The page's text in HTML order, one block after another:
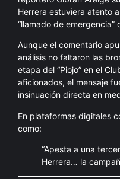
Herrera estuviera atento
“llamado de
Aunque el comentario
análisis no faltaron las
etapa del “Piojo” en el
aficionados, el mensaje
insinuación directa en
En plataformas digitales
como:
“Apesta a una
Herrera… la